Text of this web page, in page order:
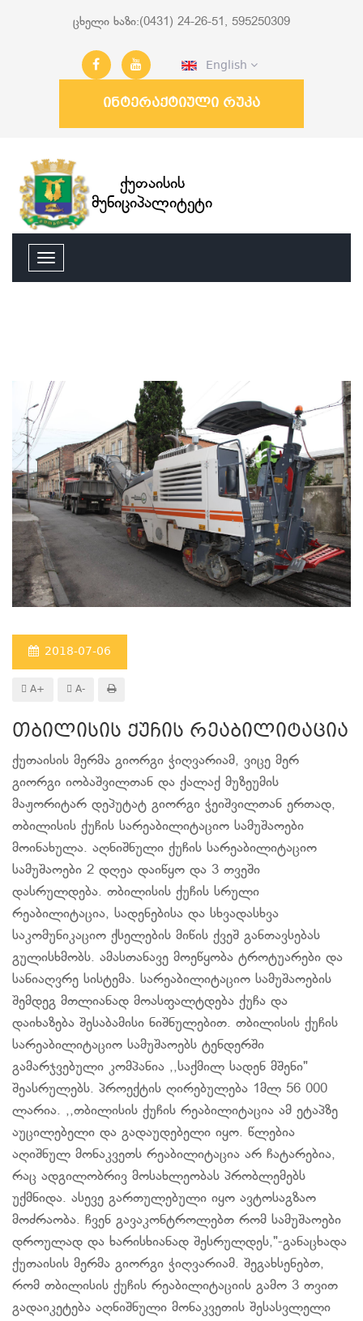
ცხელი ხაზი:(0431) 24-26-51, 595250309
English
ინტერაქტიული რუკა
ქუთაისის
მუნიციპალიტეტი
2018-07-06
A+ A-
თბილისის ქუჩის რეაბილიტაცია
ქუთაისის მერმა გიორგი ჭიღვარიამ, ვიცე მერ
გიორგი იობაშვილთან და ქალაქ მუზეუმის
მაჟორიტარ დეპუტატ გიორგი ჭეიშვილთან ერთად,
თბილისის ქუჩის სარეაბილიტაციო სამუშაოები
მოინახულა. აღნიშნული ქუჩის სარეაბილიტაციო
სამუშაოები 2 დღეა დაიწყო და 3 თვეში
დასრულდება. თბილისის ქუჩის სრული
რეაბილიტაცია, სადენებისა და სხვადასხვა
საკომუნიკაციო ქსელების მიწის ქვეშ განთავსებას
გულისხმობს. ამასთანავე მოეწყობა ტროტუარები და
სანიაღვრე სისტემა. სარეაბილიტაციო სამუშაოების
შემდეგ მთლიანად მოასფალტდება ქუჩა და
დაიხაზება შესაბამისი ნიშნულებით. თბილისის ქუჩის
სარეაბილიტაციო სამუშაოებს ტენდერში
გამარჯვებული კომპანია ,,საქმილ სადენ მშენი"
შეასრულებს. პროექტის ღირებულება 1მლ 56 000
ლარია. ,,თბილისის ქუჩის რეაბილიტაცია ამ ეტაპზე
აუცილებელი და გადაუდებელი იყო. წლებია
აღიშნულ მონაკვეთს რეაბილიტაცია არ ჩატარებია,
რაც ადგილობრივ მოსახლეობას პრობლემებს
უქმნიდა. ასევე გართულებული იყო ავტოსაგზაო
მოძრაობა. ჩვენ გავაკონტროლებთ რომ სამუშაოები
დროულად და ხარისხიანად შესრულდეს,"-განაცხადა
ქუთაისის მერმა გიორგი ჭიღვარიამ. შეგახსენებთ,
რომ თბილისის ქუჩის რეაბილიტაციის გამო 3 თვით
გადაიკეტება აღნიშნული მონაკვეთის შესასვლელი